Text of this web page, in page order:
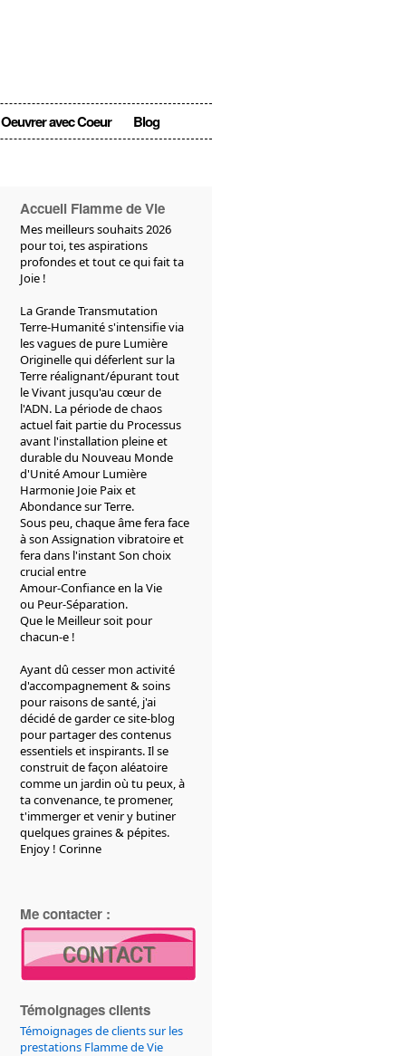
Oeuvrer avec Coeur Blog
Accueil Flamme de Vie
Mes meilleurs souhaits 2026
pour toi, tes aspirations
profondes et tout ce qui fait ta
Joie !
La Grande Transmutation
Terre-Humanité s'intensifie via
les vagues de pure Lumière
Originelle qui déferlent sur la
Terre réalignant/épurant tout
le Vivant jusqu'au cœur de
l'ADN. La période de chaos
actuel fait partie du Processus
avant l'installation pleine et
durable du Nouveau Monde
d'Unité Amour Lumière
Harmonie Joie Paix et
Abondance sur Terre.
Sous peu, chaque âme fera face
à son Assignation vibratoire et
fera dans l'instant Son choix
crucial entre
Amour-Confiance en la Vie
ou Peur-Séparation.
Que le Meilleur soit pour
chacun-e !
Ayant dû cesser mon activité
d'accompagnement & soins
pour raisons de santé, j'ai
décidé de garder ce site-blog
pour partager des contenus
essentiels et inspirants. Il se
construit de façon aléatoire
comme un jardin où tu peux, à
ta convenance, te promener,
t'immerger et venir y butiner
quelques graines & pépites.
Enjoy ! Corinne
Me contacter :
Témoignages clients
Témoignages de clients sur les
prestations Flamme de Vie